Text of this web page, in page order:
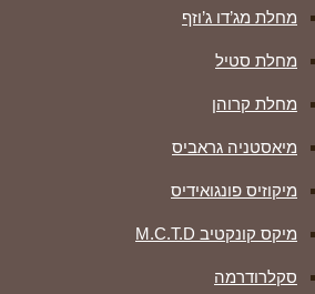
מחלת מג’דו ג’וזף
מחלת סטיל
מחלת קרוהן
מיאסטניה גראביס
מיקוזיס פונגואידיס
מיקס קונקטיב M.C.T.D
סקלרודרמה